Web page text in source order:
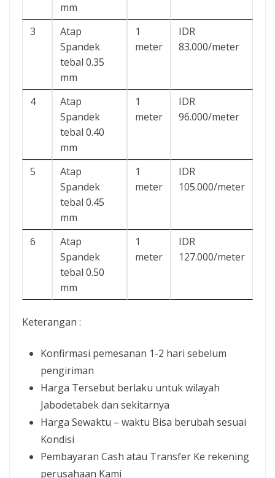
mm
3
Atap
Spandek
tebal 0.35
mm
1
meter
IDR
83.000/meter
4
Atap
Spandek
tebal 0.40
mm
1
meter
IDR
96.000/meter
5
Atap
Spandek
tebal 0.45
mm
1
meter
IDR
105.000/meter
6
Atap
Spandek
tebal 0.50
mm
1
meter
IDR
127.000/meter
Keterangan :
Konfirmasi pemesanan 1-2 hari sebelum
pengiriman
Harga Tersebut berlaku untuk wilayah
Jabodetabek dan sekitarnya
Harga Sewaktu – waktu Bisa berubah sesuai
Kondisi
Pembayaran Cash atau Transfer Ke rekening
perusahaan Kami